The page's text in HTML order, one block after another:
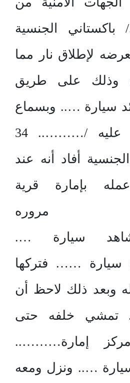
الجنسية
لإطلاق نار مما
وذلك على طريق
سيارة ….. وبسماع
أقوال المجني عليه /……….. 34
أفاد أنه عند
بإمارة قرية
مروره
سيارة ….
سيارة …… فتركها
وبعد ذلك لاحظ أن
تمشي خلفه حتى
إمارة………..
….. ونزل ومعه